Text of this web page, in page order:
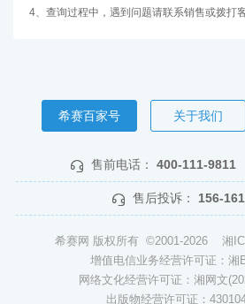
4、查询过程中，遇到问题请联系销售或拨打
希赛百家号 关于我们
售前电话： 400-111-9811
售后投诉： 156-
希赛网 版权所有 ©2001-2026 湘
增值电信业务经营许可证：湘
网络文化经营许可证：湘网文
出版物经营许可证：